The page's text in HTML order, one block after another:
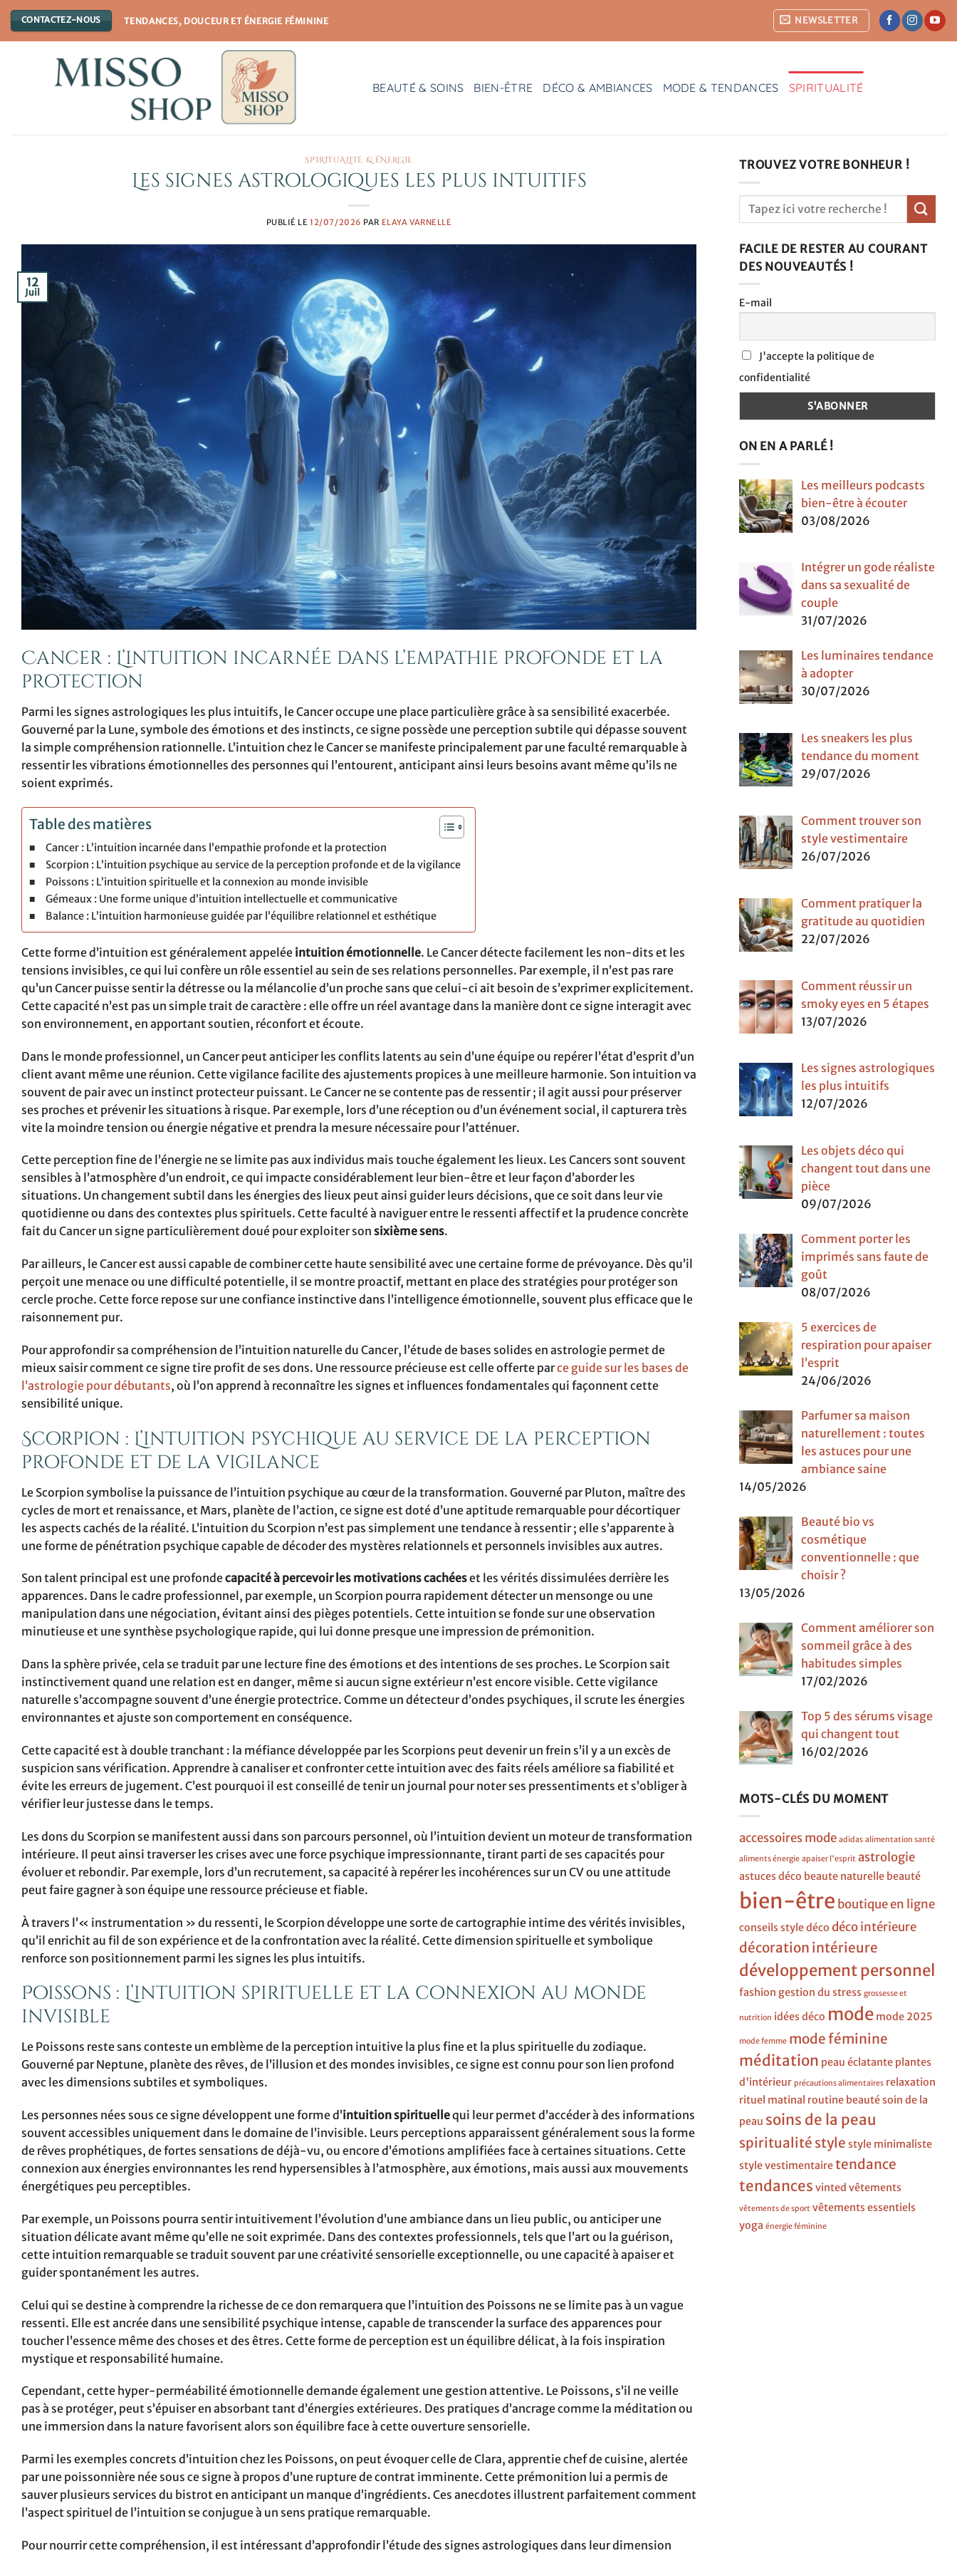
Passer
au
contenu
CONTACTEZ-NOUS TENDANCES, DOUCEUR ET ÉNERGIE FÉMININE NEWSLETTER
BEAUTÉ & SOINS BIEN-ÊTRE DÉCO & AMBIANCES MODE & TENDANCES SPIRITUALITÉ
SPIRITUALITÉ & ÉNERGIE
Les signes astrologiques les plus intuitifs
PUBLIÉ LE12/07/2026 PAR ELAYA VARNELLE
12
Juil
Cancer : L’intuition incarnée dans l’empathie profonde et la
protection
Parmi les signes astrologiques les plus intuitifs, le Cancer occupe une place particulière grâce à sa sensibilité exacerbée.
Gouverné par la Lune, symbole des émotions et des instincts, ce signe possède une perception subtile qui dépasse souvent
la simple compréhension rationnelle. L’intuition chez le Cancer se manifeste principalement par une faculté remarquable à
ressentir les vibrations émotionnelles des personnes qui l’entourent, anticipant ainsi leurs besoins avant même qu’ils ne
soient exprimés.
Table des matières
Cancer : L’intuition incarnée dans l’empathie profonde et la protection
Scorpion : L’intuition psychique au service de la perception profonde et de la vigilance
Poissons : L’intuition spirituelle et la connexion au monde invisible
Gémeaux : Une forme unique d’intuition intellectuelle et communicative
Balance : L’intuition harmonieuse guidée par l’équilibre relationnel et esthétique
Cette forme d’intuition est généralement appelée intuition émotionnelle. Le Cancer détecte facilement les non-dits et les
tensions invisibles, ce qui lui confère un rôle essentiel au sein de ses relations personnelles. Par exemple, il n’est pas rare
qu’un Cancer puisse sentir la détresse ou la mélancolie d’un proche sans que celui-ci ait besoin de s’exprimer explicitement.
Cette capacité n’est pas un simple trait de caractère : elle offre un réel avantage dans la manière dont ce signe interagit avec
son environnement, en apportant soutien, réconfort et écoute.
Dans le monde professionnel, un Cancer peut anticiper les conflits latents au sein d’une équipe ou repérer l’état d’esprit d’un
client avant même une réunion. Cette vigilance facilite des ajustements propices à une meilleure harmonie. Son intuition va
souvent de pair avec un instinct protecteur puissant. Le Cancer ne se contente pas de ressentir ; il agit aussi pour préserver
ses proches et prévenir les situations à risque. Par exemple, lors d’une réception ou d’un événement social, il capturera très
vite la moindre tension ou énergie négative et prendra la mesure nécessaire pour l’atténuer.
Cette perception fine de l’énergie ne se limite pas aux individus mais touche également les lieux. Les Cancers sont souvent
sensibles à l’atmosphère d’un endroit, ce qui impacte considérablement leur bien-être et leur façon d’aborder les
situations. Un changement subtil dans les énergies des lieux peut ainsi guider leurs décisions, que ce soit dans leur vie
quotidienne ou dans des contextes plus spirituels. Cette faculté à naviguer entre le ressenti affectif et la prudence concrète
fait du Cancer un signe particulièrement doué pour exploiter son sixième sens.
Par ailleurs, le Cancer est aussi capable de combiner cette haute sensibilité avec une certaine forme de prévoyance. Dès qu’il
perçoit une menace ou une difficulté potentielle, il se montre proactif, mettant en place des stratégies pour protéger son
cercle proche. Cette force repose sur une confiance instinctive dans l’intelligence émotionnelle, souvent plus efficace que le
raisonnement pur.
Pour approfondir sa compréhension de l’intuition naturelle du Cancer, l’étude de bases solides en astrologie permet de
mieux saisir comment ce signe tire profit de ses dons. Une ressource précieuse est celle offerte parce guide sur les bases de
l’astrologie pour débutants, où l’on apprend à reconnaître les signes et influences fondamentales qui façonnent cette
sensibilité unique.
Scorpion : L’intuition psychique au service de la perception
profonde et de la vigilance
Le Scorpion symbolise la puissance de l’intuition psychique au cœur de la transformation. Gouverné par Pluton, maître des
cycles de mort et renaissance, et Mars, planète de l’action, ce signe est doté d’une aptitude remarquable pour décortiquer
les aspects cachés de la réalité. L’intuition du Scorpion n’est pas simplement une tendance à ressentir ; elle s’apparente à
une forme de pénétration psychique capable de décoder des mystères relationnels et personnels invisibles aux autres.
Son talent principal est une profondecapacité à percevoir les motivations cachéeset les vérités dissimulées derrière les
apparences. Dans le cadre professionnel, par exemple, un Scorpion pourra rapidement détecter un mensonge ou une
manipulation dans une négociation, évitant ainsi des pièges potentiels. Cette intuition se fonde sur une observation
minutieuse et une synthèse psychologique rapide, qui lui donne presque une impression de prémonition.
Dans la sphère privée, cela se traduit par une lecture fine des émotions et des intentions de ses proches. Le Scorpion sait
instinctivement quand une relation est en danger, même si aucun signe extérieur n’est encore visible. Cette vigilance
naturelle s’accompagne souvent d’une énergie protectrice. Comme un détecteur d’ondes psychiques, il scrute les énergies
environnantes et ajuste son comportement en conséquence.
Cette capacité est à double tranchant : la méfiance développée par les Scorpions peut devenir un frein s’il y a un excès de
suspicion sans vérification. Apprendre à canaliser et confronter cette intuition avec des faits réels améliore sa fiabilité et
évite les erreurs de jugement. C’est pourquoi il est conseillé de tenir un journal pour noter ses pressentiments et s’obliger à
vérifier leur justesse dans le temps.
Les dons du Scorpion se manifestent aussi dans son parcours personnel, où l’intuition devient un moteur de transformation
intérieure. Il peut ainsi traverser les crises avec une force psychique impressionnante, tirant parti de ses capacités pour
évoluer et rebondir. Par exemple, lors d’un recrutement, sa capacité à repérer les incohérences sur un CV ou une attitude
peut faire gagner à son équipe une ressource précieuse et fiable.
À travers l’« instrumentation » du ressenti, le Scorpion développe une sorte de cartographie intime des vérités invisibles,
qu’il enrichit au fil de son expérience et de la confrontation avec la réalité. Cette dimension spirituelle et symbolique
renforce son positionnement parmi les signes les plus intuitifs.
Poissons : L’intuition spirituelle et la connexion au monde
invisible
Le Poissons reste sans conteste un emblème de la perception intuitive la plus fine et la plus spirituelle du zodiaque.
Gouverné par Neptune, planète des rêves, de l’illusion et des mondes invisibles, ce signe est connu pour son lien profond
avec les dimensions subtiles et symboliques.
Les personnes nées sous ce signe développent une forme d’intuition spirituellequi leur permet d’accéder à des informations
souvent accessibles uniquement dans le domaine de l’invisible. Leurs perceptions apparaissent généralement sous la forme
de rêves prophétiques, de fortes sensations de déjà-vu, ou encore d’émotions amplifiées face à certaines situations. Cette
connexion aux énergies environnantes les rend hypersensibles à l’atmosphère, aux émotions, mais aussi aux mouvements
énergétiques peu perceptibles.
Par exemple, un Poissons pourra sentir intuitivement l’évolution d’une ambiance dans un lieu public, ou anticiper une
situation délicate avant même qu’elle ne soit exprimée. Dans des contextes professionnels, tels que l’art ou la guérison,
cette intuition remarquable se traduit souvent par une créativité sensorielle exceptionnelle, ou une capacité à apaiser et
guider spontanément les autres.
Celui qui se destine à comprendre la richesse de ce don remarquera que l’intuition des Poissons ne se limite pas à un vague
ressenti. Elle est ancrée dans une sensibilité psychique intense, capable de transcender la surface des apparences pour
toucher l’essence même des choses et des êtres. Cette forme de perception est un équilibre délicat, à la fois inspiration
mystique et responsabilité humaine.
Cependant, cette hyper-perméabilité émotionnelle demande également une gestion attentive. Le Poissons, s’il ne veille
pas à se protéger, peut s’épuiser en absorbant tant d’énergies extérieures. Des pratiques d’ancrage comme la méditation ou
une immersion dans la nature favorisent alors son équilibre face à cette ouverture sensorielle.
Parmi les exemples concrets d’intuition chez les Poissons, on peut évoquer celle de Clara, apprentie chef de cuisine, alertée
par une poissonnière née sous ce signe à propos d’une rupture de contrat imminente. Cette prémonition lui a permis de
sauver plusieurs services du bistrot en anticipant un manque d’ingrédients. Ces anecdotes illustrent parfaitement comment
l’aspect spirituel de l’intuition se conjugue à un sens pratique remarquable.
Pour nourrir cette compréhension, il est intéressant d’approfondir l’étude des signes astrologiques dans leur dimension
TROUVEZ VOTRE BONHEUR !
FACILE DE RESTER AU COURANT
DES NOUVEAUTÉS !
E-mail
J'accepte la politique de
confidentialité
ON EN A PARLÉ !
Les meilleurs podcasts
bien-être à écouter
03/08/2026
Intégrer un gode réaliste
dans sa sexualité de
couple
31/07/2026
Les luminaires tendance
à adopter
30/07/2026
Les sneakers les plus
tendance du moment
29/07/2026
Comment trouver son
style vestimentaire
26/07/2026
Comment pratiquer la
gratitude au quotidien
22/07/2026
Comment réussir un
smoky eyes en 5 étapes
13/07/2026
Les signes astrologiques
les plus intuitifs
12/07/2026
Les objets déco qui
changent tout dans une
pièce
09/07/2026
Comment porter les
imprimés sans faute de
goût
08/07/2026
5 exercices de
respiration pour apaiser
l’esprit
24/06/2026
Parfumer sa maison
naturellement : toutes
les astuces pour une
ambiance saine
14/05/2026
Beauté bio vs
cosmétique
conventionnelle : que
choisir ?
13/05/2026
Comment améliorer son
sommeil grâce à des
habitudes simples
17/02/2026
Top 5 des sérums visage
qui changent tout
16/02/2026
MOTS-CLÉS DU MOMENT
accessoires mode adidas alimentation santé
aliments énergie apaiser l'esprit astrologie
astuces déco beaute naturelle beauté
bien-être boutique en ligne
conseils styledéco déco intérieure
décoration intérieure
développement personnel
fashion gestion du stress grossesse et
nutrition idées déco mode mode 2025
mode femme mode féminine
méditation peau éclatante plantes
d'intérieur précautions alimentaires relaxation
rituel matinal routine beautésoin de la
peau soins de la peau
spiritualité style style minimaliste
style vestimentairetendance
tendances vinted vêtements
vêtements de sport vêtements essentiels
yoga énergie féminine